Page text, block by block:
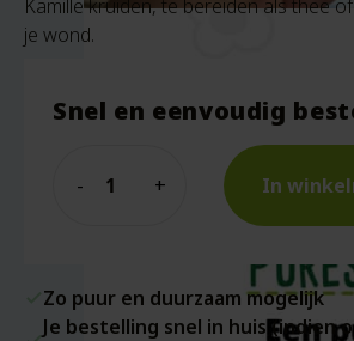
Kamille kruiden, te bereiden als thee
je wond.
Snel en eenvoudig
In
Zo puur en duurzaam mogelijk
Je bestelling snel in huis (indien